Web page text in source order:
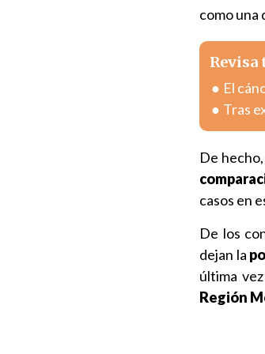
como una
Revisa
El
Tras
De
casos en
De los
dejan la
última
Región